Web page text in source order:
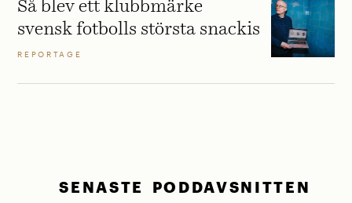
Så blev ett klubbmärke
svensk fotbolls största snackis
REPORTAGE
SENASTE PODDAVSNITTEN